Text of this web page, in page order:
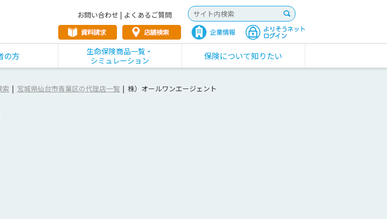
お問い合わせ | よくあるご質問
の方
生命保険商品一覧・
シミュレーション
保険について知りたい
索 宮城県仙台市青葉区の代理店一覧 株）オールワンエージェント